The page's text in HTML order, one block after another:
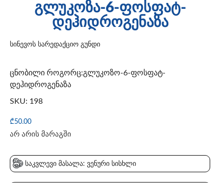
გლუკოზა-6-ფოსფატ-
დეჰიდროგენაზა
სინევოს სარედაქციო გუნდი
ცნობილი როგორც:გლუკოზო-6-ფოსფატ-
დეჰიდროგენაზა
SKU: 198
₾50.00
არ არის მარაგში
საკვლევი მასალა: ვენური სისხლი